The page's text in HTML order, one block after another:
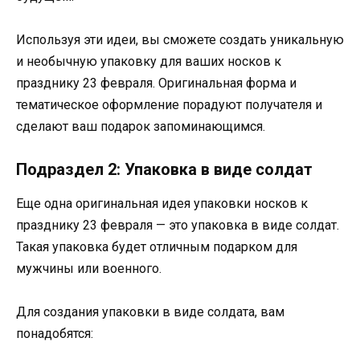
Используя эти идеи, вы сможете создать уникальную
и необычную упаковку для ваших носков к
празднику 23 февраля. Оригинальная форма и
тематическое оформление порадуют получателя и
сделают ваш подарок запоминающимся.
Подраздел 2: Упаковка в виде солдат
Еще одна оригинальная идея упаковки носков к
празднику 23 февраля — это упаковка в виде солдат.
Такая упаковка будет отличным подарком для
мужчины или военного.
Для создания упаковки в виде солдата, вам
понадобятся: